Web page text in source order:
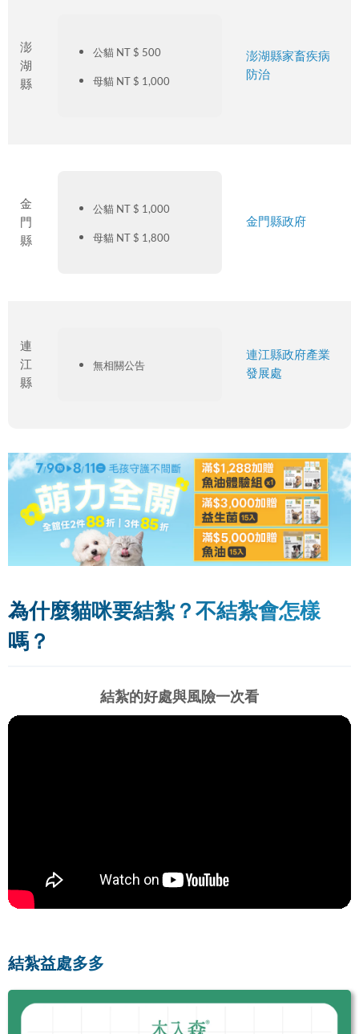
澎
湖
縣
公貓 NT $ 500
母貓 NT $ 1,000
澎湖縣家畜疾病
防治
金
門
縣
公貓 NT $ 1,000
母貓 NT $ 1,800
金門縣政府
連
江
縣
無相關公告
連江縣政府產業
發展處
為什麼貓咪要結紮？不結紮會怎樣
嗎？
結紮的好處與風險一次看
結紮益處多多